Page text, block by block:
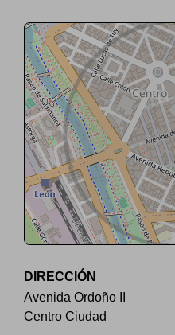
DIRECCIÓN
Avenida Ordoño II
Centro Ciudad